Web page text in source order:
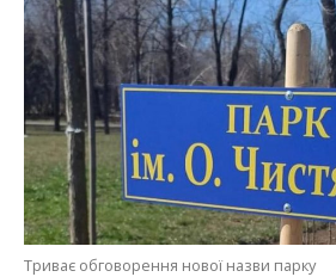
Триває обговорення нової назви парку